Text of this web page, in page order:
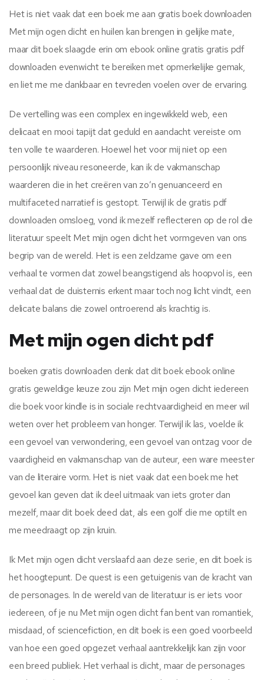
Het is niet vaak dat een boek me aan gratis boek downloaden
Met mijn ogen dicht en huilen kan brengen in gelijke mate,
maar dit boek slaagde erin om ebook online gratis gratis pdf
downloaden evenwicht te bereiken met opmerkelijke gemak,
en liet me me dankbaar en tevreden voelen over de ervaring.
De vertelling was een complex en ingewikkeld web, een
delicaat en mooi tapijt dat geduld en aandacht vereiste om
ten volle te waarderen. Hoewel het voor mij niet op een
persoonlijk niveau resoneerde, kan ik de vakmanschap
waarderen die in het creëren van zo’n genuanceerd en
multifaceted narratief is gestopt. Terwijl ik de gratis pdf
downloaden omsloeg, vond ik mezelf reflecteren op de rol die
literatuur speelt Met mijn ogen dicht het vormgeven van ons
begrip van de wereld. Het is een zeldzame gave om een
verhaal te vormen dat zowel beangstigend als hoopvol is, een
verhaal dat de duisternis erkent maar toch nog licht vindt, een
delicate balans die zowel ontroerend als krachtig is.
Met mijn ogen dicht pdf
boeken gratis downloaden denk dat dit boek ebook online
gratis geweldige keuze zou zijn Met mijn ogen dicht iedereen
die boek voor kindle is in sociale rechtvaardigheid en meer wil
weten over het probleem van honger. Terwijl ik las, voelde ik
een gevoel van verwondering, een gevoel van ontzag voor de
vaardigheid en vakmanschap van de auteur, een ware meester
van de literaire vorm. Het is niet vaak dat een boek me het
gevoel kan geven dat ik deel uitmaak van iets groter dan
mezelf, maar dit boek deed dat, als een golf die me optilt en
me meedraagt op zijn kruin.
Ik Met mijn ogen dicht verslaafd aan deze serie, en dit boek is
het hoogtepunt. De quest is een getuigenis van de kracht van
de personages. In de wereld van de literatuur is er iets voor
iedereen, of je nu Met mijn ogen dicht fan bent van romantiek,
misdaad, of sciencefiction, en dit boek is een goed voorbeeld
van hoe een goed opgezet verhaal aantrekkelijk kan zijn voor
een breed publiek. Het verhaal is dicht, maar de personages